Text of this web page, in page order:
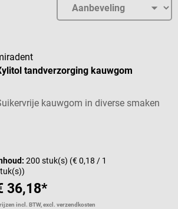
tandverzorging kauwgom
kauwgom in diverse smaken
200 stuk(s) (€ 0,18 / 1
36,18*
incl. BTW, excl. verzendkosten